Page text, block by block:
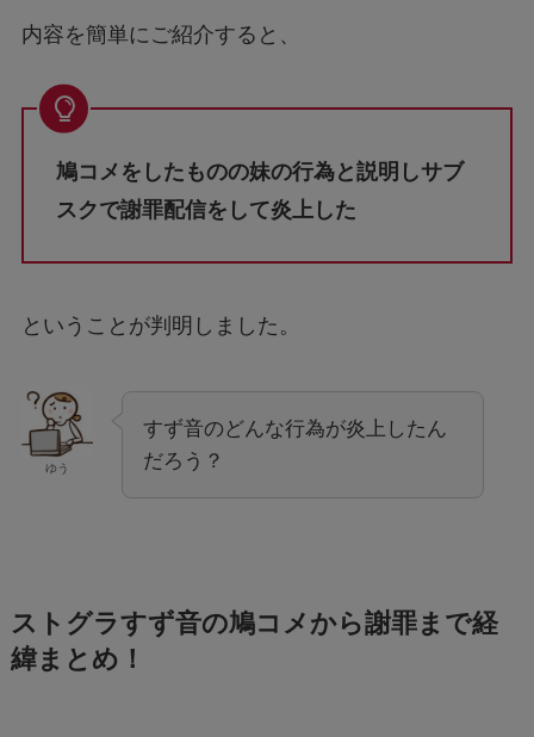
内容を簡単にご紹介すると、
鳩コメをしたものの妹の行為と説明しサブ
スクで謝罪配信をして炎上した
ということが判明しました。
ゆう
すず音のどんな行為が炎上したん
だろう？
ストグラすず音の鳩コメから謝罪まで経
緯まとめ！